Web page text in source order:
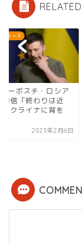
ニュース
ーボスチ・ロシア
信「中国、ウクラ
争への干渉をめ...